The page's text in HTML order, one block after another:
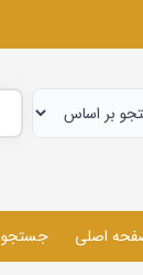
اصلی جستجو